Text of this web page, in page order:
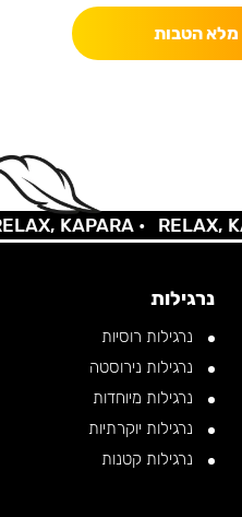
מלא הטבות
KAPARA • RELAX,
נרגילות
נרגילות רוסיות
נרגילות נירוסטה
נרגילות מיוחדות
נרגילות יוקרתיות
נרגילות קטנות